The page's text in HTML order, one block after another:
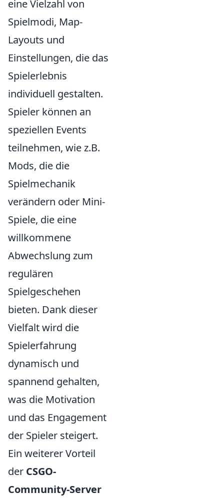
eine Vielzahl von
Spielmodi, Map-
Layouts und
Einstellungen, die das
Spielerlebnis
individuell gestalten.
Spieler können an
speziellen Events
teilnehmen, wie z.B.
Mods, die die
Spielmechanik
verändern oder Mini-
Spiele, die eine
willkommene
Abwechslung zum
regulären
Spielgeschehen
bieten. Dank dieser
Vielfalt wird die
Spielerfahrung
dynamisch und
spannend gehalten,
was die Motivation
und das Engagement
der Spieler steigert.
Ein weiterer Vorteil
der CSGO-
Community-Server